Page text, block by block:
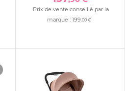
Prix de vente conseillé par la
marque : 199 ,00 €